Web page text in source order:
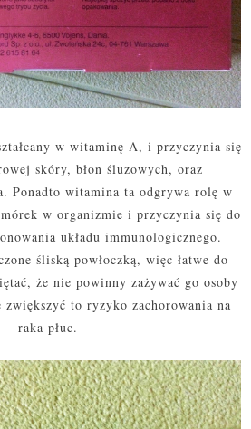
w witaminę A, i przyczynia się
skóry, błon śluzowych, oraz
Ponadto witamina ta odgrywa rolę w
w organizmie i przyczynia się do
układu immunologicznego.
śliską powłoczką, więc łatwe do
że nie powinny zażywać go osoby
zwiększyć to ryzyko zachorowania na
raka płuc.